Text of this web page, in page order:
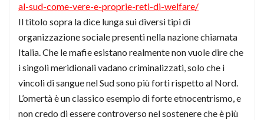
al-sud-come-vere-e-proprie-reti-di-welfare/
Il titolo sopra la dice lunga sui diversi tipi di
organizzazione sociale presenti nella nazione chiamata
Italia. Che le mafie esistano realmente non vuole dire che
i singoli meridionali vadano criminalizzati, solo che i
vincoli di sangue nel Sud sono più forti rispetto al Nord.
L’omertà è un classico esempio di forte etnocentrismo, e
non credo di essere controverso nel sostenere che è più